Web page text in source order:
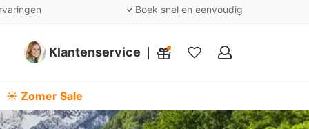
Boek snel en eenvoudig
Klantenservice
Mijn
☀️ Zomer Sale